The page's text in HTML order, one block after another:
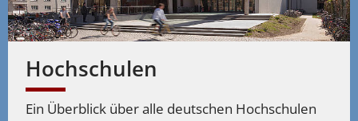
Hochschulen
Ein Überblick über alle deutschen Hochschulen